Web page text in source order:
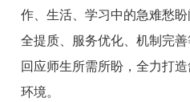
作、生活、学习中的急难愁
全提质、服务优化、机制完
回应师生所需所盼，全力打
环境。